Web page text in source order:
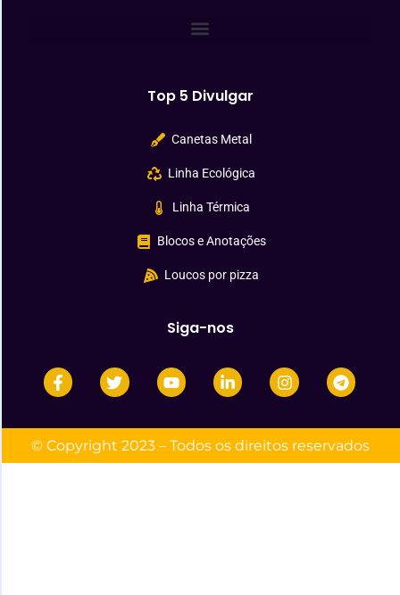
Top 5 Divulgar
Canetas Metal
Linha Ecológica
Linha Térmica
Blocos e Anotações
Loucos por pizza
Siga-nos
© Copyright 2023 – Todos os direitos reservados